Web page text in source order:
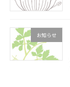
お知らせ